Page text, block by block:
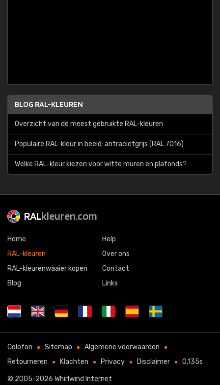
BLOG RAL-KLEUREN
Overzicht van de meest gebruikte RAL-kleuren
Populaire RAL-kleur in beeld: antracietgrijs (RAL 7016)
Welke RAL-kleur kiezen voor witte muren en plafonds?
RALkleuren.com
Home
RAL-kleuren
RAL-kleurenwaaier kopen
Blog
Help
Over ons
Contact
Links
Colofon Sitemap
Algemene voorwaarden
Retourneren
Klachten Privacy Disclaimer 0,135s
© 2005-2026 Whirlwind Internet